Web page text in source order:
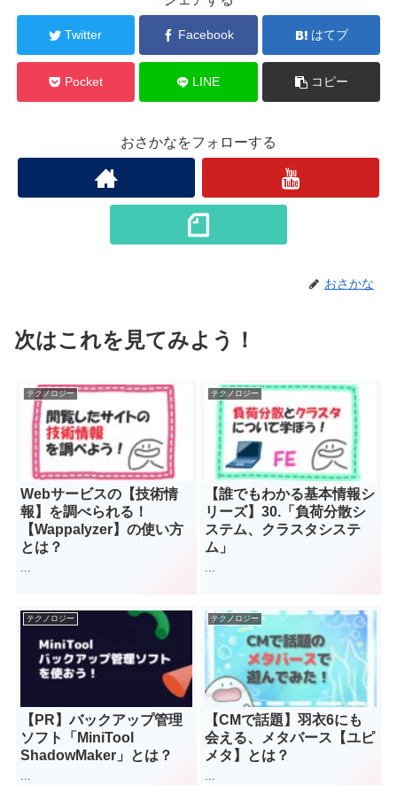
Twitter Facebook はてブ
Pocket LINE コピー
おさかなをフォローする
おさかな
次はこれを見てみよう！
テクノロジー
Webサービスの【技術情
報】を調べられる！
【Wappalyzer】の使い方
とは？
...
テクノロジー
【誰でもわかる基本情報シ
リーズ】30.「負荷分散シ
ステム、クラスタシステ
ム」
...
テクノロジー
【PR】バックアップ管理
ソフト「MiniTool
ShadowMaker」とは？
テクノロジー
【CMで話題】羽衣6にも
会える、メタバース【ユピ
メタ】とは？